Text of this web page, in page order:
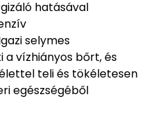
hatásával
selymes
vízhiányos bőrt, és
teli és tökéletesen
egészségéből